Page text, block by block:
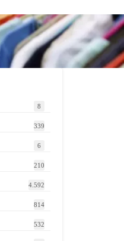
globales
de la
mano
8
339
6
210
4.592
814
532